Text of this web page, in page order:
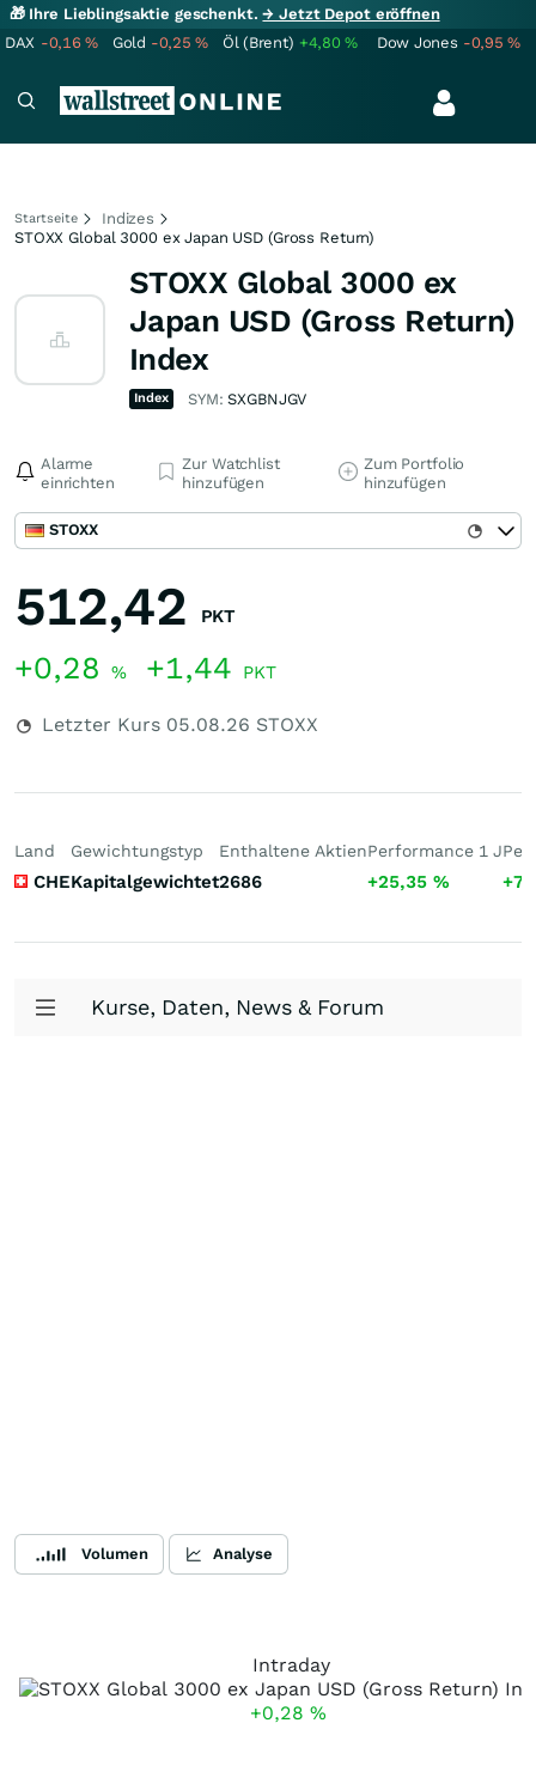
🎁 Ihre Lieblingsaktie geschenkt.→ Jetzt Depot eröffnen
DAX -0,16% Gold -0,25% Öl (Brent) +4,80% Dow Jones -0,95%
Startseite
Indizes
STOXX Global 3000 ex Japan USD (Gross Return)
STOXX Global 3000 ex
Japan USD (Gross Return)
Index
Index SYM:SXGBNJGV
Alarme
einrichten
Zur Watchlist
hinzufügen
Zum Portfolio
hinzufügen
STOXX
512,42 PKT
+0,28 % +1,44 PKT
Letzter Kurs 05.08.26 STOXX
Land
CHE
Gewichtungstyp
Kapitalgewichtet
Enthaltene Aktien
2686
Performance 1 J
+25,35 %
Kurse, Daten, News & Forum
Volumen Analyse
Intraday
+0,28 %